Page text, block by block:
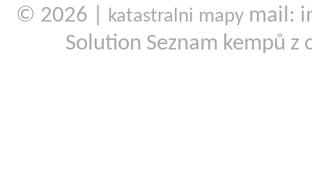
© 2026 |
katastralni mapy mail:
Solution Seznam kempů z